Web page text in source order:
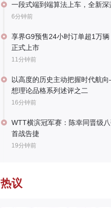
一段式端到端算法上车，全新深
6分钟前
享界G9预售24小时订单超1万
正式上市
11分钟前
以高度的历史主动把握时代航
想理论品格系列述评之二
16分钟前
WTT横滨冠军赛：陈幸同晋级
首战告捷
19分钟前
热议